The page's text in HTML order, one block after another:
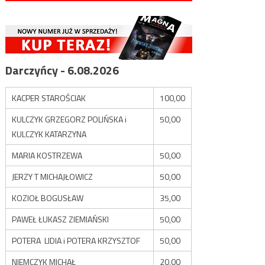
Darczyńcy - 6.08.2026
KACPER STAROŚCIAK
100,00
KULCZYK GRZEGORZ POLIŃSKA i
KULCZYK KATARZYNA
50,00
MARIA KOSTRZEWA
50,00
JERZY T MICHAJŁOWICZ
50,00
KOZIOŁ BOGUSŁAW
35,00
PAWEŁ ŁUKASZ ZIEMIAŃSKI
50,00
POTERA LIDIA i POTERA KRZYSZTOF
50,00
NIEMCZYK MICHAŁ
20,00